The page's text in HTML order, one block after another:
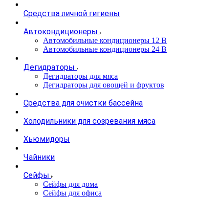
Cредства личной гигиены
Автокондиционеры
Автомобильные кондиционеры 12 В
Автомобильные кондиционеры 24 В
Дегидраторы
Дегидраторы для мяса
Дегидраторы для овощей и фруктов
Средства для очистки бассейна
Холодильники для созревания мяса
Хьюмидоры
Чайники
Сейфы
Сейфы для дома
Сейфы для офиса